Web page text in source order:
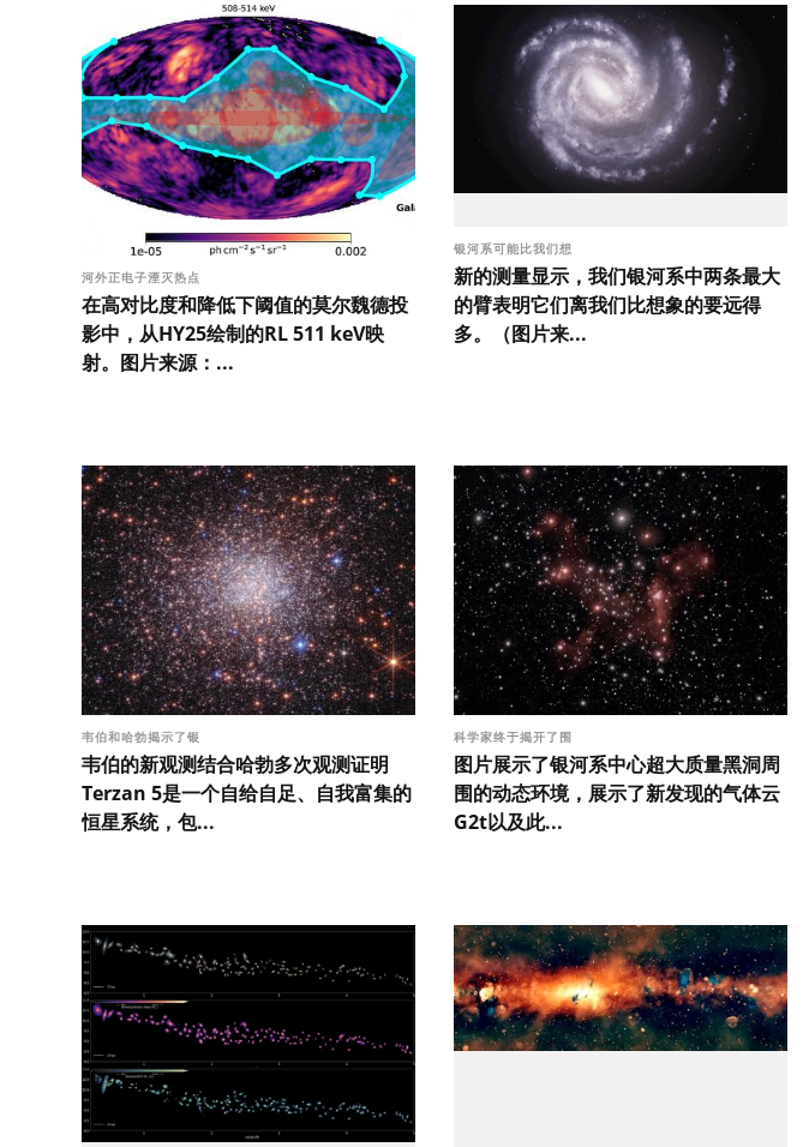
河外正电子湮灭热点
在高对比度和降低下阈值的莫尔魏德投
影中，从HY25绘制的RL 511 keV映
射。图片来源：...
银河系可能比我们想
新的测量显示，我们银河系中两条最大
的臂表明它们离我们比想象的要远得
多。（图片来...
韦伯和哈勃揭示了银
韦伯的新观测结合哈勃多次观测证明
Terzan 5是一个自给自足、自我富集的
恒星系统，包...
科学家终于揭开了围
图片展示了银河系中心超大质量黑洞周
围的动态环境，展示了新发现的气体云
G2t以及此...